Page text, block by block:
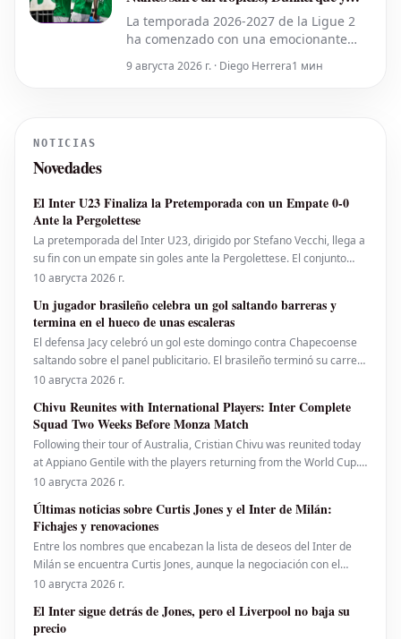
Rodez con buen arranque
La temporada 2026-2027 de la Ligue 2
ha comenzado con una emocionante
primera jornada. Saint-Étienne se
posiciona como el primer líder del
9 августа 2026 г. · Diego Herrera1 мин
NOTICIAS
Novedades
El Inter U23 Finaliza la Pretemporada con un Empate 0-0
Ante la Pergolettese
La pretemporada del Inter U23, dirigido por Stefano Vecchi, llega a
su fin con un empate sin goles ante la Pergolettese. El conjunto
nerazzurro tendrá su debut oficial el viernes 14 de agosto a las
Coppa Italia Serie C. Por otro
10 августа 2026 г.
Un jugador brasileño celebra un gol saltando barreras y
termina en el hueco de unas escaleras
El defensa Jacy celebró un gol este domingo contra Chapecoense
saltando sobre el panel publicitario. El brasileño terminó su carrera
cayendo en un hueco de escaleras, saliendo después lesionado
Coritiba, Jacy, se
10 августа 2026 г.
Chivu Reunites with International Players: Inter Complete
Squad Two Weeks Before Monza Match
Following their tour of Australia, Cristian Chivu was reunited today
at Appiano Gentile with the players returning from the World Cup.
Lautaro Martinez, Marcus Thuram, and new signing John Stones
coach, who can now begin serious wor
10 августа 2026 г.
Últimas noticias sobre Curtis Jones y el Inter de Milán:
Fichajes y renovaciones
Entre los nombres que encabezan la lista de deseos del Inter de
Milán se encuentra Curtis Jones, aunque la negociación con el
Liverpool sigue siendo muy complicada. Los 'Reds' continúan
considerable entre ambos clubes. La posibl
10 августа 2026 г.
El Inter sigue detrás de Jones, pero el Liverpool no baja su
precio